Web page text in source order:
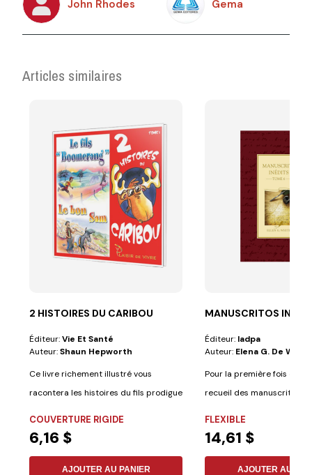
John Rhodes Gema
Articles similaires
2 HISTOIRES DU CARIBOU
Éditeur:Vie Et Santé
Auteur:Shaun Hepworth
Ce livre richement illustré vous
racontera les histoires du fils prodigue
COUVERTURE RIGIDE
6,16 $
AJOUTER AU PANIER
MANUSCRITOS
Éditeur: Iadpa
Auteur: Elena G. De White
Pour la première fois en
recueil des manuscrits
FLEXIBLE
14,61 $
AJOUTER AU